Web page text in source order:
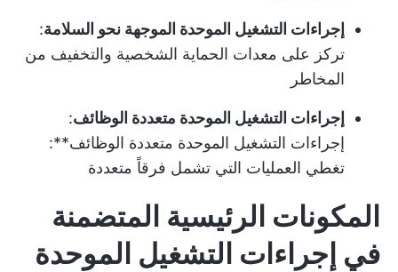
إجراءات التشغيل الموحدة الموجهة نحو السلامة:
تركز على معدات الحماية الشخصية والتخفيف من
المخاطر
إجراءات التشغيل الموحدة متعددة الوظائف:
إجراءات التشغيل الموحدة متعددة الوظائف**:
تغطي العمليات التي تشمل فرقاً متعددة
المكونات الرئيسية المتضمنة
في إجراءات التشغيل الموحدة